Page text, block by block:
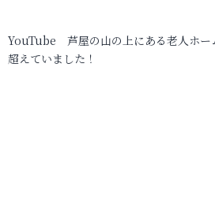
YouTube 芦屋の山の上にある老人ホー
超えていました！